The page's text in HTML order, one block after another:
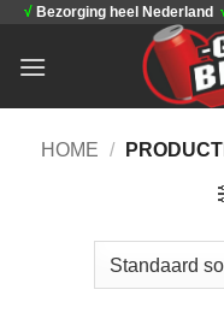
inhoud
√ Bezorging heel Nederland
HOME /